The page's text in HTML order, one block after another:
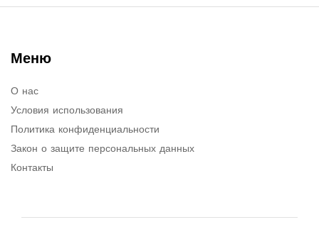
Меню
О нас
Условия использования
Политика конфиденциальности
Закон о защите персональных данных
Контакты